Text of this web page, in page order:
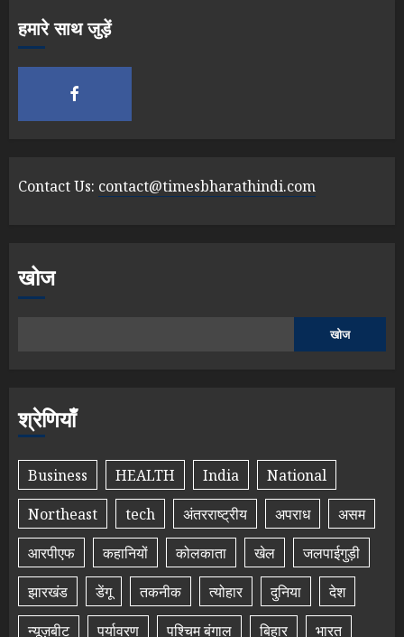
हमारे साथ जुड़ें
Contact Us: contact@timesbharathindi.com
खोज
खोज
श्रेणियाँ
Business HEALTH India
National
Northeast
tech अंतरराष्ट्रीय अपराध
असम
आरपीएफ
कहानियों कोलकाता खेल
जलपाईगुड़ी
झारखंड
डेंगू तकनीक त्योहार दुनिया
देश
न्यूज़बीट
पर्यावरण पश्चिम बंगाल बिहार भारत